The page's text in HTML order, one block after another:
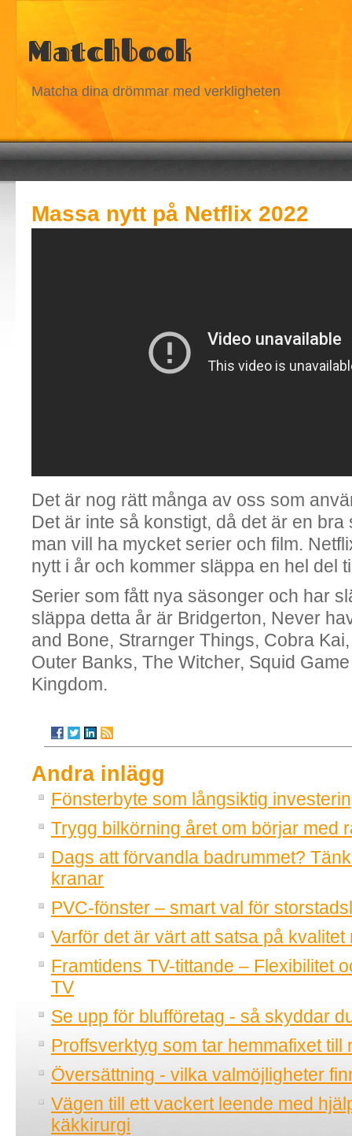
Matchbook
Matcha dina drömmar med verkligheten
Massa nytt på Netflix 2022
Det är nog rätt många av oss som
Det är inte så konstigt, då det är en bra
man vill ha mycket serier och film.
nytt i år och kommer släppa en hel del
Serier som fått nya säsonger och har
släppa detta år är Bridgerton, Never
and Bone, Strarnger Things, Cobra
Outer Banks, The Witcher, Squid
Kingdom.
Andra inlägg
Fönsterbyte som långsiktig
Trygg bilkörning året om börjar med
Dags att förvandla badrummet?
kranar
PVC-fönster – smart val för
Varför det är värt att satsa på
Framtidens TV-tittande – Flexibilitet
TV
Se upp för blufföretag - så skyddar
Proffsverktyg som tar hemmafixet till
Översättning - vilka valmöjligheter
Vägen till ett vackert leende med
käkkirurgi